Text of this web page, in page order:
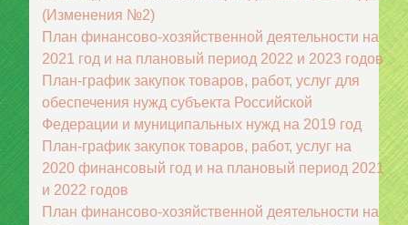
(Изменения №2)
План финансово-хозяйственной деятельности на
2021 год и на плановый период 2022 и 2023 годов
План-график закупок товаров, работ, услуг для
обеспечения нужд субъекта Российской
Федерации и муниципальных нужд на 2019 год
План-график закупок товаров, работ, услуг на
2020 финансовый год и на плановый период 2021
и 2022 годов
План финансово-хозяйственной деятельности на